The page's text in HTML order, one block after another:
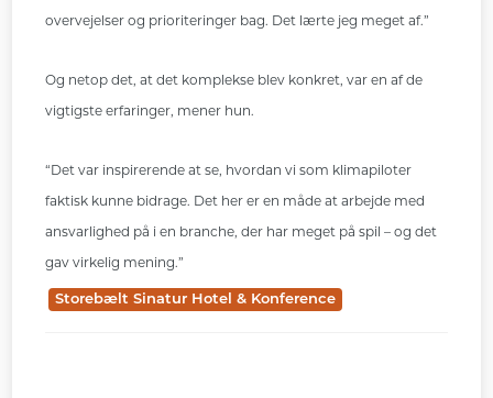
overvejelser og prioriteringer bag. Det lærte jeg meget af.”
Og netop det, at det komplekse blev konkret, var en af de
vigtigste erfaringer, mener hun.
“Det var inspirerende at se, hvordan vi som klimapiloter
faktisk kunne bidrage. Det her er en måde at arbejde med
ansvarlighed på i en branche, der har meget på spil – og det
gav virkelig mening.”
Storebælt Sinatur Hotel & Konference